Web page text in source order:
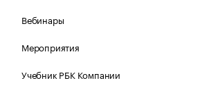
Вебинары
Мероприятия
Учебник РБК Компании